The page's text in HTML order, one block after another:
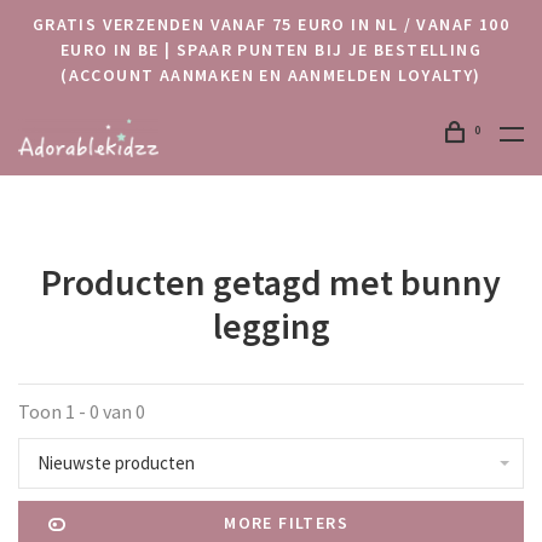
GRATIS VERZENDEN VANAF 75 EURO IN NL / VANAF 100
EURO IN BE | SPAAR PUNTEN BIJ JE BESTELLING
(ACCOUNT AANMAKEN EN AANMELDEN LOYALTY)
0
Producten getagd met bunny
legging
Toon 1 - 0 van 0
Nieuwste producten
MORE FILTERS